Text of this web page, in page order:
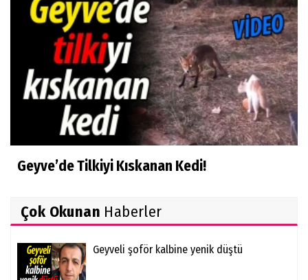
Geyve’de Tilkiyi Kıskanan Kedi!
Çok Okunan Haberler
Geyveli şoför kalbine yenik düştü